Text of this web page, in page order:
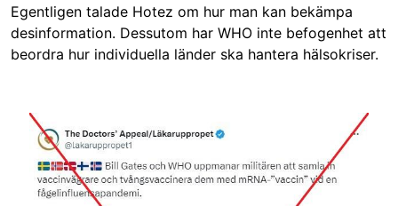
Egentligen talade Hotez om hur man kan bekämpa
desinformation. Dessutom har WHO inte befogenhet att
beordra hur individuella länder ska hantera hälsokriser.
Image